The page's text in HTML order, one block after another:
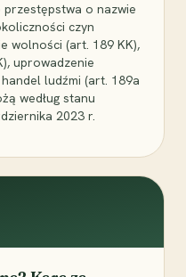
o nazwie
czyn
wolności (art. 189 KK),
uprowadzenie
ludźmi (art. 189a
według stanu
2023 r.